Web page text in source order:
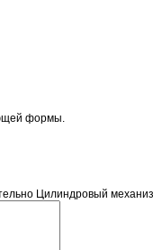
формы.
Цилиндровый